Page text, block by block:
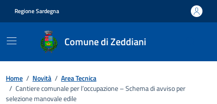
Regione Sardegna
Comune di Zeddiani
Home / Novità / Area Tecnica
/ Cantiere comunale per l’occupazione – Schema di avviso per
selezione manovale edile